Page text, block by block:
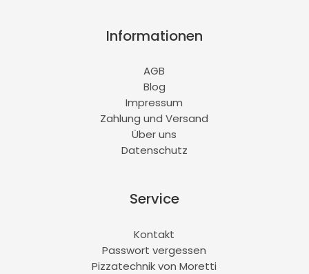
Informationen
AGB
Blog
Impressum
Zahlung und Versand
Über uns
Datenschutz
Service
Kontakt
Passwort vergessen
Pizzatechnik von Moretti